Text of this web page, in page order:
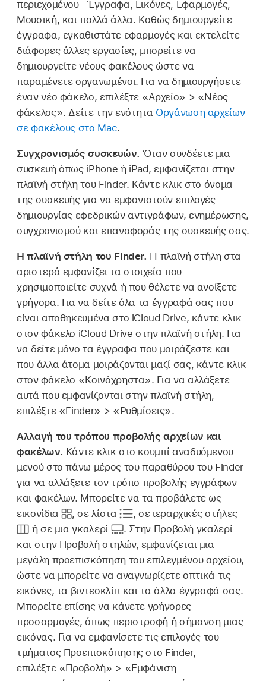
περιεχομένου –Έγγραφα, Εικόνες, Εφαρμογές,
Μουσική, και πολλά άλλα. Καθώς δημιουργείτε
έγγραφα, εγκαθιστάτε εφαρμογές και εκτελείτε
διάφορες άλλες εργασίες, μπορείτε να
δημιουργείτε νέους φακέλους ώστε να
παραμένετε οργανωμένοι. Για να δημιουργήσετε
έναν νέο φάκελο, επιλέξτε «Αρχείο» > «Νέος
φάκελος». Δείτε την ενότητα Οργάνωση αρχείων
σε φακέλους στο Mac.
Συγχρονισμός συσκευών. Όταν συνδέετε μια
συσκευή όπως iPhone ή iPad, εμφανίζεται στην
πλαϊνή στήλη του Finder. Κάντε κλικ στο όνομα
της συσκευής για να εμφανιστούν επιλογές
δημιουργίας εφεδρικών αντιγράφων, ενημέρωσης,
συγχρονισμού και επαναφοράς της συσκευής σας.
Η πλαϊνή στήλη του Finder. Η πλαϊνή στήλη στα
αριστερά εμφανίζει τα στοιχεία που
χρησιμοποιείτε συχνά ή που θέλετε να ανοίξετε
γρήγορα. Για να δείτε όλα τα έγγραφά σας που
είναι αποθηκευμένα στο iCloud Drive, κάντε κλικ
στον φάκελο iCloud Drive στην πλαϊνή στήλη. Για
να δείτε μόνο τα έγγραφα που μοιράζεστε και
που άλλα άτομα μοιράζονται μαζί σας, κάντε κλικ
στον φάκελο «Κοινόχρηστα». Για να αλλάξετε
αυτά που εμφανίζονται στην πλαϊνή στήλη,
επιλέξτε «Finder» > «Ρυθμίσεις».
Αλλαγή του τρόπου προβολής αρχείων και
φακέλων. Κάντε κλικ στο κουμπί αναδυόμενου
μενού στο πάνω μέρος του παραθύρου του Finder
για να αλλάξετε τον τρόπο προβολής εγγράφων
και φακέλων. Μπορείτε να τα προβάλετε ως
εικονίδια
,σε λίστα ,σε ιεραρχικές στήλες
ή σε μια γκαλερί
. Στην Προβολή γκαλερί
και στην Προβολή στηλών, εμφανίζεται μια
μεγάλη προεπισκόπηση του επιλεγμένου αρχείου,
ώστε να μπορείτε να αναγνωρίζετε οπτικά τις
εικόνες, τα βιντεοκλίπ και τα άλλα έγγραφά σας.
Μπορείτε επίσης να κάνετε γρήγορες
προσαρμογές, όπως περιστροφή ή σήμανση μιας
εικόνας. Για να εμφανίσετε τις επιλογές του
τμήματος Προεπισκόπησης στο Finder,
επιλέξτε «Προβολή» > «Εμφάνιση